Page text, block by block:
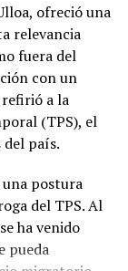
la
Ambas
Consejo
el
de
Entre las
DoctorSV,
y la
de
ofreció una
relevancia
fuera del
con un
a la
(TPS), el
país.
postura
del TPS. Al
ha venido
pueda